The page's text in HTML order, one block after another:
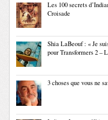
Les 100 secrets
Croisade
Shia LaBeouf : « Je
pour Transformers 2 –
3 choses que vous ne